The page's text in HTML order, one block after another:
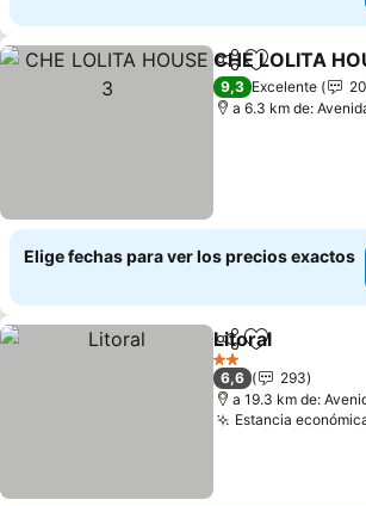
CompartirAgregar a
CHE LOLITA
9,3 Excelente
a 6.3 km de:
Elige fechas para ver los precios exactos
CompartirAgregar a
Litoral
2 Estrellas
6,6
293
a 19.3 km de:
Estancia